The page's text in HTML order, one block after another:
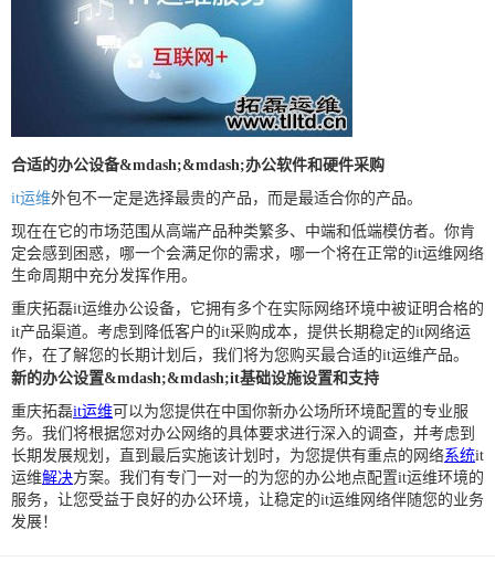
合适的办公设备&mdash;&mdash;办公软件和硬件采购
it运维外包不一定是选择最贵的产品，而是最适合你的产品。
现在在它的市场范围从高端产品种类繁多、中端和低端模仿者。你肯
定会感到困惑，哪一个会满足你的需求，哪一个将在正常的it运维网络
生命周期中充分发挥作用。
重庆拓磊it运维办公设备，它拥有多个在实际网络环境中被证明合格的
it产品渠道。考虑到降低客户的it采购成本，提供长期稳定的it网络运
作，在了解您的长期计划后，我们将为您购买最合适的it运维产品。
新的办公设置&mdash;&mdash;it基础设施设置和支持
重庆拓磊it运维可以为您提供在中国你新办公场所环境配置的专业服
务。我们将根据您对办公网络的具体要求进行深入的调查，并考虑到
长期发展规划，直到最后实施该计划时，为您提供有重点的网络系统it
运维解决方案。我们有专门一对一的为您的办公地点配置it运维环境的
服务，让您受益于良好的办公环境，让稳定的it运维网络伴随您的业务
发展！